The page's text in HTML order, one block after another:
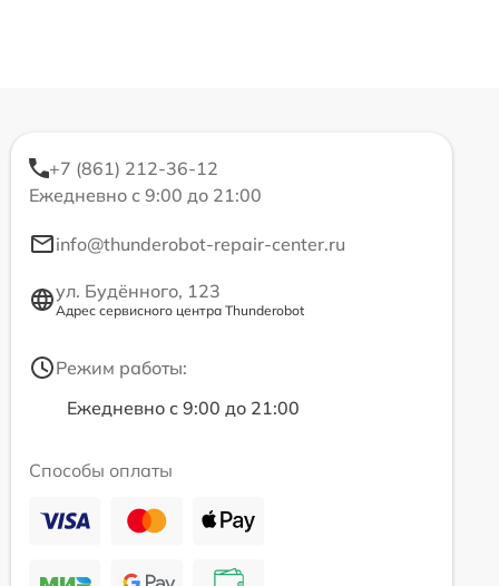
+7 (861) 212-36-12
Ежедневно с 9:00 до 21:00
info@thunderobot-repair-center.ru
ул. Будённого, 123
Адрес сервисного центра Thunderobot
Режим работы:
Ежедневно с 9:00 до 21:00
Способы оплаты